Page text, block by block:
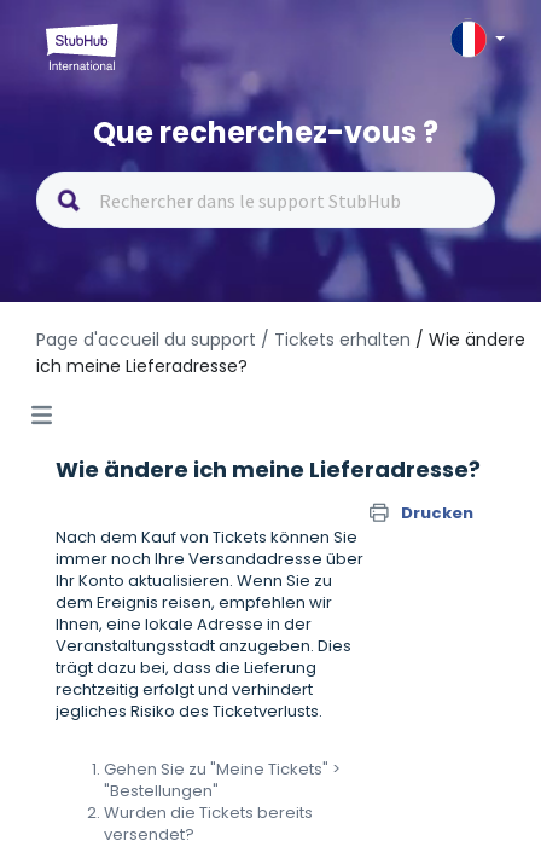
Que recherchez-vous ?
Page d'accueil du support / Tickets erhalten / Wie ändere
ich meine Lieferadresse?
Wie ändere ich meine Lieferadresse?
Drucken
Nach dem Kauf von Tickets können Sie
immer noch Ihre Versandadresse über
Ihr Konto aktualisieren. Wenn Sie zu
dem Ereignis reisen, empfehlen wir
Ihnen, eine lokale Adresse in der
Veranstaltungsstadt anzugeben. Dies
trägt dazu bei, dass die Lieferung
rechtzeitig erfolgt und verhindert
jegliches Risiko des Ticketverlusts.
Gehen Sie zu "Meine Tickets" >
"Bestellungen"
Wurden die Tickets bereits
versendet?